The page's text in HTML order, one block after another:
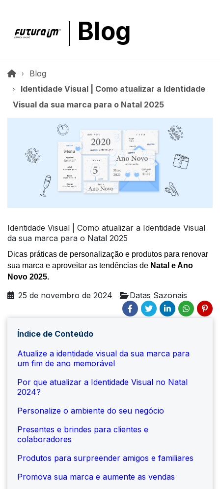
Blog
Blog
Identidade Visual | Como atualizar a Identidade
Visual da sua marca para o Natal 2025
Identidade Visual | Como atualizar a Identidade Visual
da sua marca para o Natal 2025
Dicas práticas de personalização e produtos para renovar
sua marca e aproveitar as tendências de Natal e Ano
Novo 2025.
25 de novembro de 2024 Datas Sazonais
Índice de Conteúdo
Atualize a identidade visual da sua marca para
um fim de ano memorável
Por que atualizar a Identidade Visual no Natal
2024?
Personalize o ambiente do seu negócio
Presentes e brindes para clientes e
colaboradores
Produtos para surpreender amigos e familiares
Promova sua marca e aumente as vendas